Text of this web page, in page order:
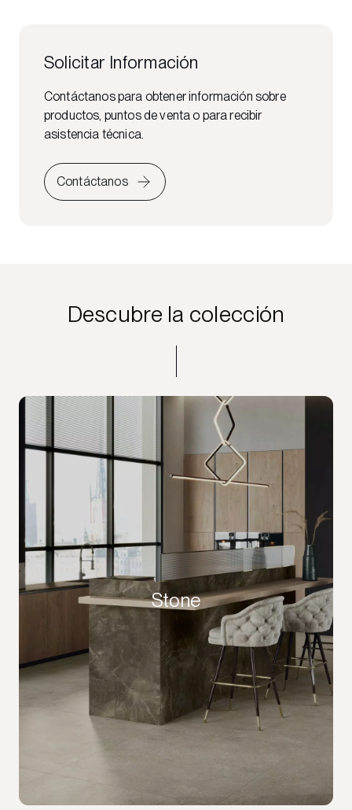
Solicitar Información
Contáctanos para obtener información sobre
productos, puntos de venta o para recibir
asistencia técnica.
Contáctanos
Descubre la colección
Stone